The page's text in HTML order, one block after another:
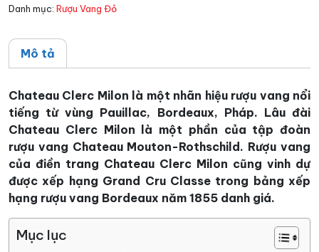
Danh mục: Rượu Vang Đỏ
Mô tả
Chateau Clerc Milon là một nhãn hiệu rượu vang nổi
tiếng từ vùng Pauillac, Bordeaux, Pháp. Lâu đài
Chateau Clerc Milon là một phần của tập đoàn
rượu vang Chateau Mouton-Rothschild. Rượu vang
của điền trang Chateau Clerc Milon cũng vinh dự
được xếp hạng Grand Cru Classe trong bảng xếp
hạng rượu vang Bordeaux năm 1855 danh giá.
Mục lục